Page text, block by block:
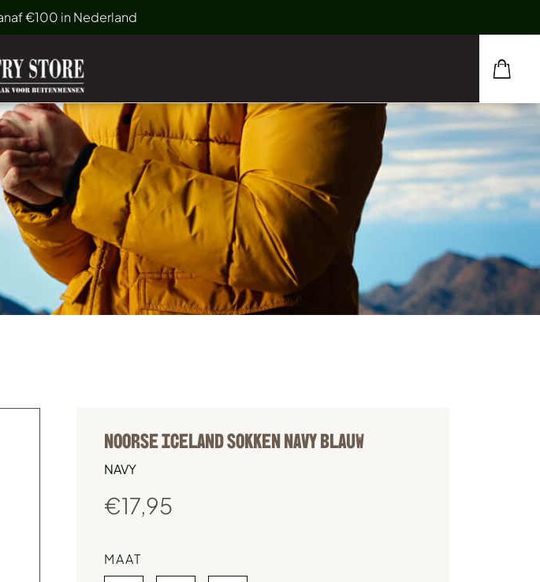
€100 in Nederland
NOORSE ICELAND SOKKEN NAVY BLAUW
NAVY
€17,95
MAAT